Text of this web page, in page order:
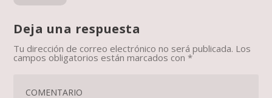
Deja una respuesta
Tu dirección de correo electrónico no será publicada. Los
campos obligatorios están marcados con*